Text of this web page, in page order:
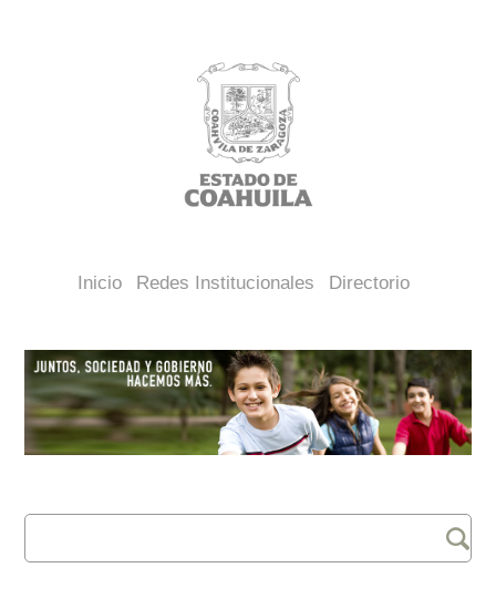
Inicio Redes Institucionales Directorio
FORMULARIO DE
Buscar